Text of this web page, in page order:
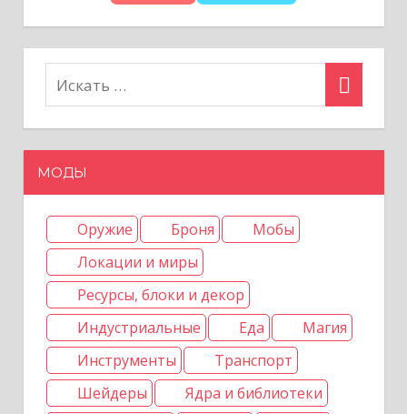
а
п
МОДЫ
Оружие Броня
Мобы
Локации и миры
Ресурсы, блоки и декор
Индустриальные
Еда
Магия
Инструменты
Транспорт
Шейдеры
Ядра и библиотеки